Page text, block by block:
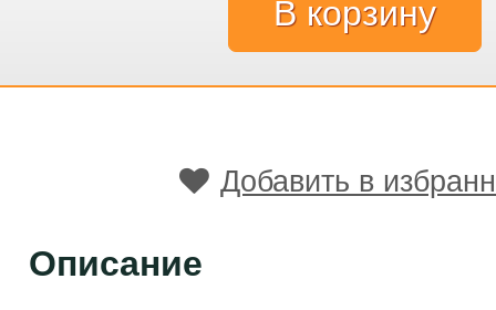
Добавить в
Описание